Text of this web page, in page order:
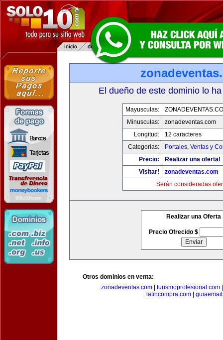
El dueño de este dominio lo
Mayusculas:
Minusculas:
zonadeventas.com
Longitud:
12 caracteres
Categorias:
Portales, Ventas y
Precio:
Realizar una oferta!
Visitar!
zonadeventas.com
Serán consideradas
Realizar una Oferta
Precio Ofrecido $
Otros dominios en venta:
zonadeventas.com| turismoprofesional.com
latincompra.com|